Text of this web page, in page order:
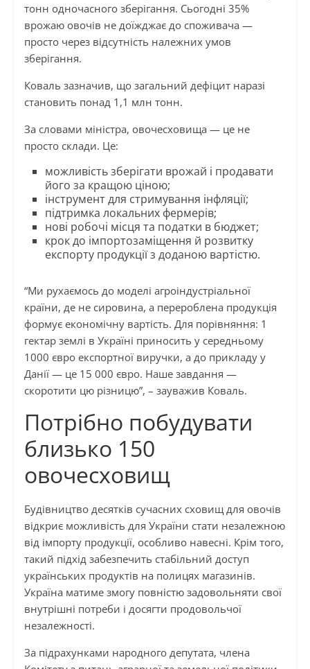
тонн одночасного зберігання. Сьогодні 35%
врожаю овочів не доїжджає до споживача —
просто через відсутність належних умов
зберігання.
Коваль зазначив, що загальний дефіцит наразі
становить понад 1,1 млн тонн.
За словами міністра, овочесховища — це не
просто склади. Це:
можливість зберігати врожай і продавати
його за кращою ціною;
інструмент для стримування інфляції;
підтримка локальних фермерів;
нові робочі місця та податки в бюджет;
крок до імпортозаміщення й розвитку
експорту продукції з доданою вартістю.
“Ми рухаємось до моделі агроіндустріальної
країни, де не сировина, а перероблена продукція
формує економічну вартість. Для порівняння: 1
гектар землі в Україні приносить у середньому
1000 євро експортної виручки, а до прикладу у
Данії — це 15 000 євро. Наше завдання —
скоротити цю різницю”, – зауважив Коваль.
Потрібно побудувати
близько 150
овочесховищ
Будівництво десятків сучасних сховищ для овочів
відкриє можливість для України стати незалежною
від імпорту продукції, особливо навесні. Крім того,
такий підхід забезпечить стабільний доступ
українських продуктів на полицях магазинів.
Україна матиме змогу повністю задовольняти свої
внутрішні потреби і досягти продовольчої
незалежності.
За підрахунками народного депутата, члена